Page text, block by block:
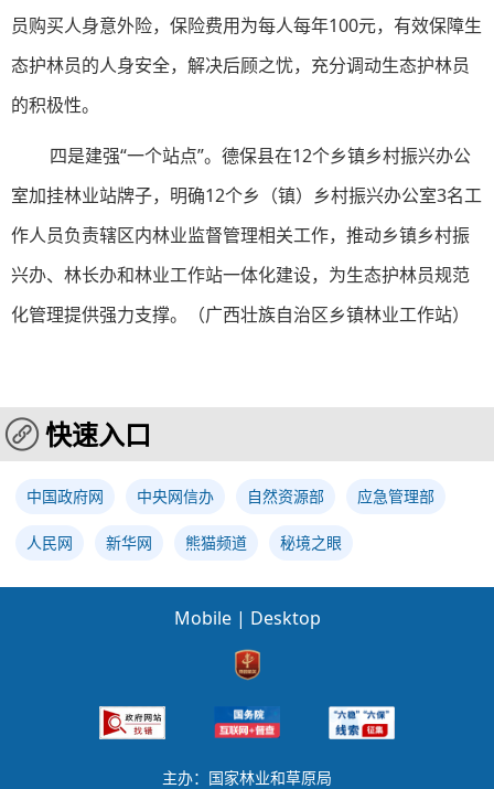
员购买人身意外险，保险费用为每人每年100元，有效保障生
态护林员的人身安全，解决后顾之忧，充分调动生态护林员
的积极性。
四是建强“一个站点”。德保县在12个乡镇乡村振兴办公
室加挂林业站牌子，明确12个乡（镇）乡村振兴办公室3名工
作人员负责辖区内林业监督管理相关工作，推动乡镇乡村振
兴办、林长办和林业工作站一体化建设，为生态护林员规范
化管理提供强力支撑。（广西壮族自治区乡镇林业工作站）
快速入口
中国政府网 中央网信办 自然资源部 应急管理部
人民网 新华网 熊猫频道 秘境之眼
Mobile | Desktop
主办：国家林业和草原局